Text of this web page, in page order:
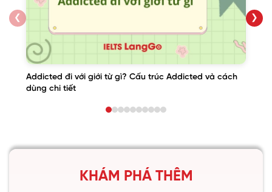
❮
Addicted đi với giới từ gì? Cấu trúc Addicted và cách
dùng chi tiết
❯
KHÁM PHÁ THÊM